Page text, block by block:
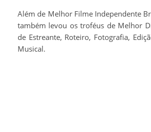
Além de Melhor Filme Independente
também levou os troféus de Melhor
de Estreante, Roteiro, Fotografia,
Musical.